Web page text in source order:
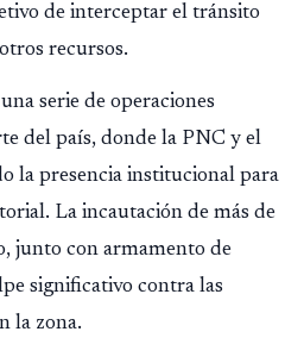
de interceptar el tránsito
recursos.
serie de operaciones
del país, donde la PNC y el
la presencia institucional para
La incautación de más de
junto con armamento de
significativo contra las
la zona.